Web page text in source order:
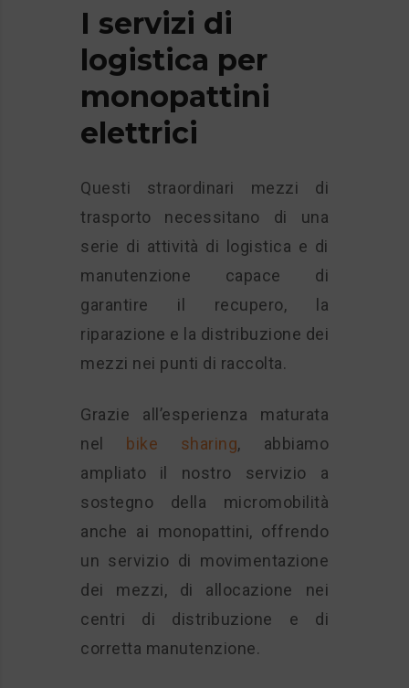
I servizi di
logistica per
monopattini
elettrici
Questi straordinari mezzi di
trasporto necessitano di una
serie di attività di logistica e di
manutenzione capace di
garantire il recupero, la
riparazione e la distribuzione dei
mezzi nei punti di raccolta.
Grazie all’esperienza maturata
nel
bike sharing, abbiamo
ampliato il nostro servizio a
sostegno della micromobilità
anche ai monopattini, offrendo
un servizio di movimentazione
dei mezzi, di allocazione nei
centri di distribuzione e di
corretta manutenzione.